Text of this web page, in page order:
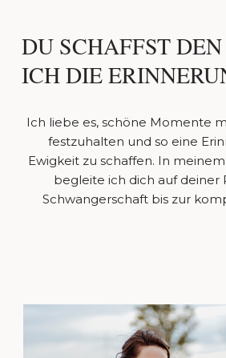
DU SCHAFFST
ICH DIE
Ich liebe es, schöne Momente
festzuhalten und so eine
Ewigkeit zu schaffen. In
begleite ich dich auf deiner
Schwangerschaft bis zur